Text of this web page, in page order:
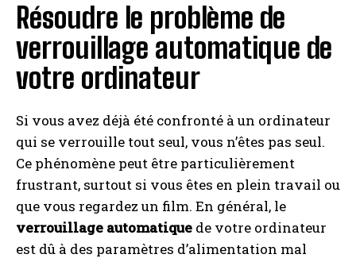
Résoudre le problème de
verrouillage automatique de
votre ordinateur
Si vous avez déjà été confronté à un ordinateur
qui se verrouille tout seul, vous n’êtes pas seul.
Ce phénomène peut être particulièrement
frustrant, surtout si vous êtes en plein travail ou
que vous regardez un film. En général, le
verrouillage automatique de votre ordinateur
est dû à des paramètres d’alimentation mal